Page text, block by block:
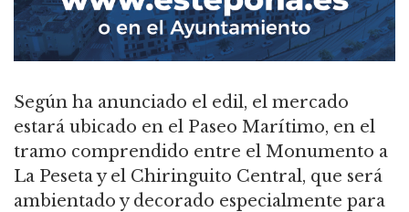
Según ha anunciado el edil, el mercado
estará ubicado en el Paseo Marítimo, en el
tramo comprendido entre el Monumento a
La Peseta y el Chiringuito Central, que será
ambientado y decorado especialmente para